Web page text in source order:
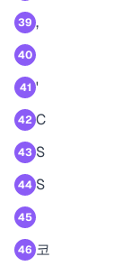
39 ,
40
41 '
42 C
43 S
44 S
45
46 코